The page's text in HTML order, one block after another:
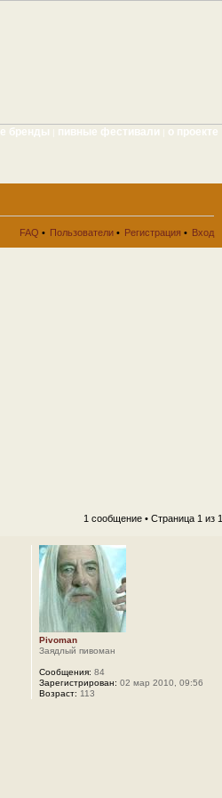
бренды пивные фестивали о проекте
FAQ • Пользователи • Регистрация • Вход
1 сообщение • Страница 1 из 1
Pivoman
Заядлый пивоман
Сообщения: 84
Зарегистрирован: 02 мар 2010, 09:56
Возраст: 113